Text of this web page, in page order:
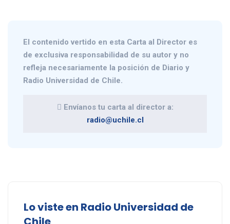
El contenido vertido en esta Carta al Director es
de exclusiva responsabilidad de su autor y no
refleja necesariamente la posición de Diario y
Radio Universidad de Chile.
Envíanos tu carta al director a:
radio@uchile.cl
Lo viste en Radio Universidad de